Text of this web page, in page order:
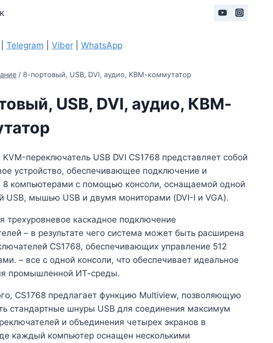
Telegram Viber| WhatsApp
/ 8-портовый, USB, DVI, аудио, КВМ-коммутатор
USB, DVI, аудио, КВМ-
переключатель USB DVI CS1768 представляет собой
устройство, обеспечивающее подключение и
8 компьютерами с помощью консоли, оснащаемой одной
USB, мышью USB и двумя мониторами (DVI-I и VGA).
трехуровневое каскадное подключение
– в результате чего система может быть расширена
CS1768, обеспечивающих управление 512
– все с одной консоли, что обеспечивает идеальное
промышленной ИТ-среды.
CS1768 предлагает функцию Multiview, позволяющую
стандартные шнуры USB для соединения максимум
и объединения четырех экранов в
каждый компьютер оснащен несколькими